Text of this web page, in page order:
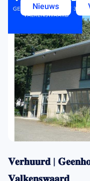
Nieuws
𝐕𝐞𝐫𝐡𝐮𝐮𝐫𝐝 |